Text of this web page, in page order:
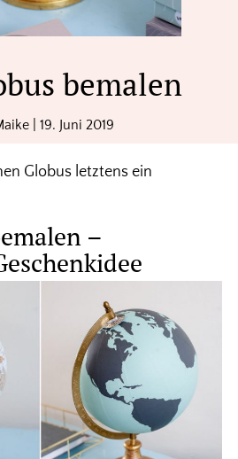
bemalen
19. Juni 2019
Globus letztens ein
–